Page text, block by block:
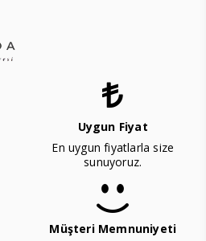
Uygun Fiyat
En uygun fiyatlarla size
sunuyoruz.
Müşteri Memnuniyeti